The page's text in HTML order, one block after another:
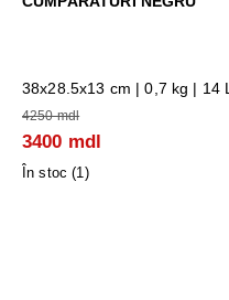
38x28.5x13 cm | 0,7 kg | 14 L
4250 mdl
3400 mdl
În stoc (1)